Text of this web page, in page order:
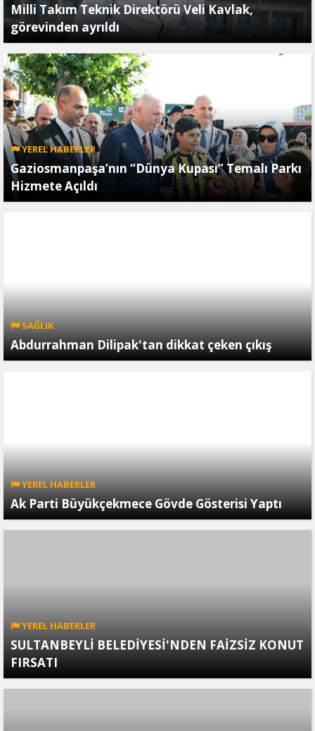
Milli Takım Teknik Direktörü Veli Kavlak,
görevinden ayrıldı
YEREL HABERLER
Gaziosmanpaşa’nın “Dünya Kupası” Temalı Parkı
Hizmete Açıldı
SAĞLIK
Abdurrahman Dilipak'tan dikkat çeken çıkış
YEREL HABERLER
Ak Parti Büyükçekmece Gövde Gösterisi Yaptı
YEREL HABERLER
SULTANBEYLİ BELEDİYESİ'NDEN FAİZSİZ KONUT
FIRSATI